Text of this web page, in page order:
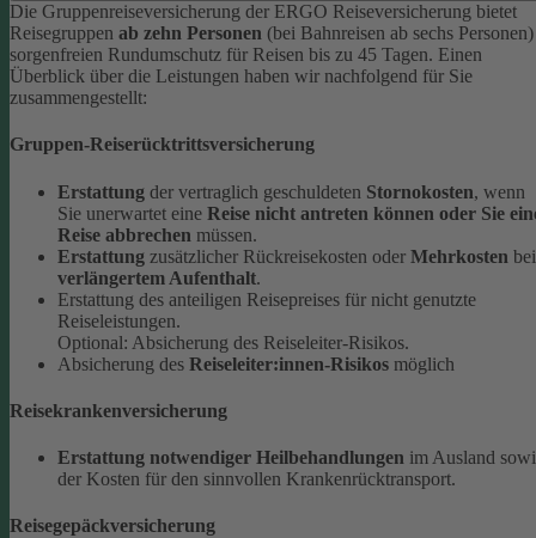
Die Gruppenreiseversicherung der ERGO Reiseversicherung bietet
Reisegruppen ab zehn Personen (bei Bahnreisen ab sechs Personen)
sorgenfreien Rundumschutz für Reisen bis zu 45 Tagen. Einen
Überblick über die Leistungen haben wir nachfolgend für Sie
zusammengestellt:
Gruppen-Reiserücktrittsversicherung
Erstattung der vertraglich geschuldeten Stornokosten, wenn
Sie unerwartet eine Reise nicht antreten können oder Sie
Reise abbrechen müssen.
Erstattung zusätzlicher Rückreisekosten oder Mehrkosten bei
verlängertem Aufenthalt.
Erstattung des anteiligen Reisepreises für nicht genutzte
Reiseleistungen.
Optional: Absicherung des Reiseleiter-Risikos.
Absicherung des Reiseleiter:innen-Risikos möglich
Reisekrankenversicherung
Erstattung notwendiger Heilbehandlungen im Ausland
der Kosten für den sinnvollen Krankenrücktransport.
Reisegepäckversicherung